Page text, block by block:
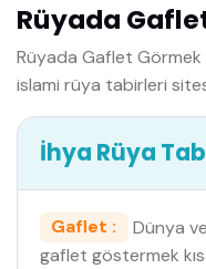
Rüyada
Rüyada Gaflet Görmek
islami rüya tabirleri
İhya Rüya
Gaflet :
Dünya
gaflet göstermek